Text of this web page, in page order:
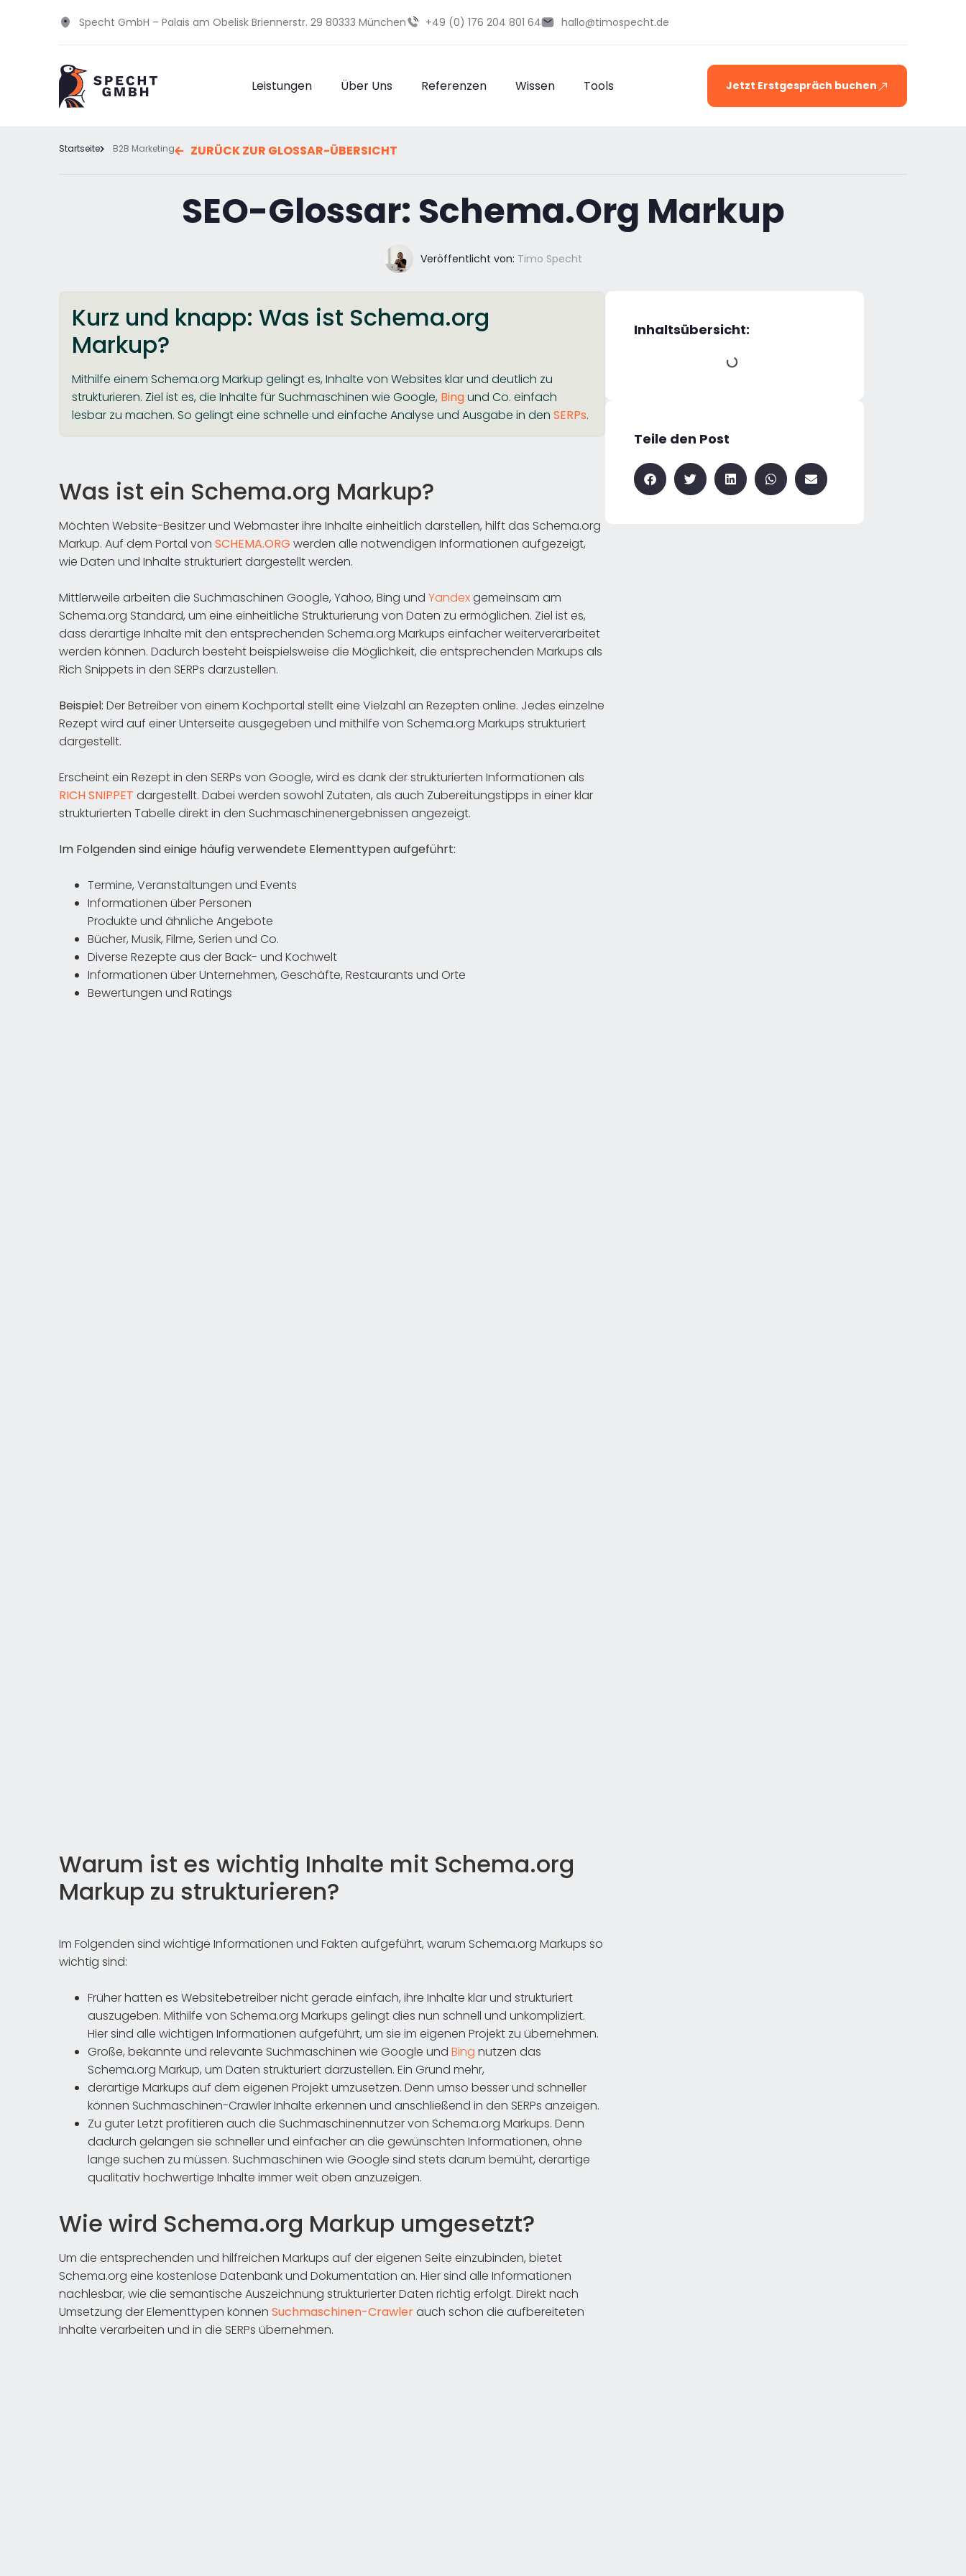
Specht GmbH – Palais am Obelisk Briennerstr. 29 80333 München +49 (0) 176 204 801 64 hallo@timospecht.de
Leistungen Über Uns Referenzen Wissen Tools Jetzt Erstgespräch buchen
Startseite B2B Marketing ZURÜCK ZUR GLOSSAR-ÜBERSICHT
SEO-Glossar: Schema.Org Markup
Veröffentlicht von: Timo Specht
Kurz und knapp: Was ist Schema.org
Markup?
Mithilfe einem Schema.org Markup gelingt es, Inhalte von Websites klar und deutlich zu
strukturieren. Ziel ist es, die Inhalte für Suchmaschinen wie Google, Bingund Co. einfach
lesbar zu machen. So gelingt eine schnelle und einfache Analyse und Ausgabe in den SERPs.
Was ist ein Schema.org Markup?
Möchten Website-Besitzer und Webmaster ihre Inhalte einheitlich darstellen, hilft das Schema.org
Markup. Auf dem Portal von SCHEMA.ORG werden alle notwendigen Informationen aufgezeigt,
wie Daten und Inhalte strukturiert dargestellt werden.
Mittlerweile arbeiten die Suchmaschinen Google, Yahoo, Bing und Yandexgemeinsam am
Schema.org Standard, um eine einheitliche Strukturierung von Daten zu ermöglichen. Ziel ist es,
dass derartige Inhalte mit den entsprechenden Schema.org Markups einfacher weiterverarbeitet
werden können. Dadurch besteht beispielsweise die Möglichkeit, die entsprechenden Markups als
Rich Snippets in den SERPs darzustellen.
Beispiel: Der Betreiber von einem Kochportal stellt eine Vielzahl an Rezepten online. Jedes einzelne
Rezept wird auf einer Unterseite ausgegeben und mithilfe von Schema.org Markups strukturiert
dargestellt.
Erscheint ein Rezept in den SERPs von Google, wird es dank der strukturierten Informationen als
RICH SNIPPET dargestellt. Dabei werden sowohl Zutaten, als auch Zubereitungstipps in einer klar
strukturierten Tabelle direkt in den Suchmaschinenergebnissen angezeigt.
Im Folgenden sind einige häufig verwendete Elementtypen aufgeführt:
Termine, Veranstaltungen und Events
Informationen über Personen
Produkte und ähnliche Angebote
Bücher, Musik, Filme, Serien und Co.
Diverse Rezepte aus der Back- und Kochwelt
Informationen über Unternehmen, Geschäfte, Restaurants und Orte
Bewertungen und Ratings
Warum ist es wichtig Inhalte mit Schema.org
Markup zu strukturieren?
Im Folgenden sind wichtige Informationen und Fakten aufgeführt, warum Schema.org Markups so
wichtig sind:
Früher hatten es Websitebetreiber nicht gerade einfach, ihre Inhalte klar und strukturiert
auszugeben. Mithilfe von Schema.org Markups gelingt dies nun schnell und unkompliziert.
Hier sind alle wichtigen Informationen aufgeführt, um sie im eigenen Projekt zu übernehmen.
Große, bekannte und relevante Suchmaschinen wie Google und Bing nutzen das
Schema.org Markup, um Daten strukturiert darzustellen. Ein Grund mehr,
derartige Markups auf dem eigenen Projekt umzusetzen. Denn umso besser und schneller
können Suchmaschinen-Crawler Inhalte erkennen und anschließend in den SERPs anzeigen.
Zu guter Letzt profitieren auch die Suchmaschinennutzer von Schema.org Markups. Denn
dadurch gelangen sie schneller und einfacher an die gewünschten Informationen, ohne
lange suchen zu müssen. Suchmaschinen wie Google sind stets darum bemüht, derartige
qualitativ hochwertige Inhalte immer weit oben anzuzeigen.
Wie wird Schema.org Markup umgesetzt?
Um die entsprechenden und hilfreichen Markups auf der eigenen Seite einzubinden, bietet
Schema.org eine kostenlose Datenbank und Dokumentation an. Hier sind alle Informationen
nachlesbar, wie die semantische Auszeichnung strukturierter Daten richtig erfolgt. Direkt nach
Umsetzung der Elementtypen können Suchmaschinen-Crawlerauch schon die aufbereiteten
Inhalte verarbeiten und in die SERPs übernehmen.
Inhaltsübersicht:
Teile den Post